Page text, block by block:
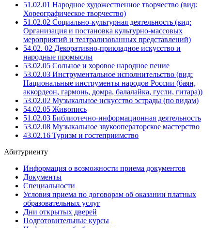
51.02.01 Народное художественное творчество (вид:
Хореографическое творчество)
51.02.02 Социально-культурная деятельность (вид:
Организация и постановка культурно-массовых
мероприятий и театрализованных представлений)
54.02. 02 Декоративно-прикладное искусство и
народные промыслы
53.02.05 Сольное и хоровое народное пение
53.02.03 Инструментальное исполнительство (вид:
Национальные инструменты народов России (баян,
аккордеон, гармонь, домра, балалайка, гусли, гитара))
53.02.02 Музыкальное искусство эстрады (по видам)
54.02.05 Живопись
51.02.03 Библиотечно-информационная деятельность
53.02.08 Музыкальное звукооператорское мастерство
43.02.16 Туризм и гостеприимство
Абитуриенту
Информация о возможности приема документов
Документы
Специальности
Условия приема по договорам об оказании платных
образовательных услуг
Дни открытых дверей
Подготовительные курсы